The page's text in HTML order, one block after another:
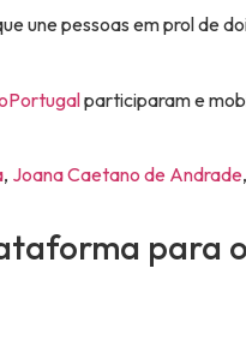
une pessoas em prol de
participaram e
, Joana Caetano de Andrade,
para